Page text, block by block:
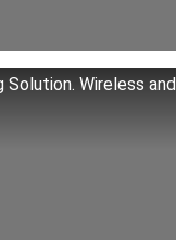
Wireless